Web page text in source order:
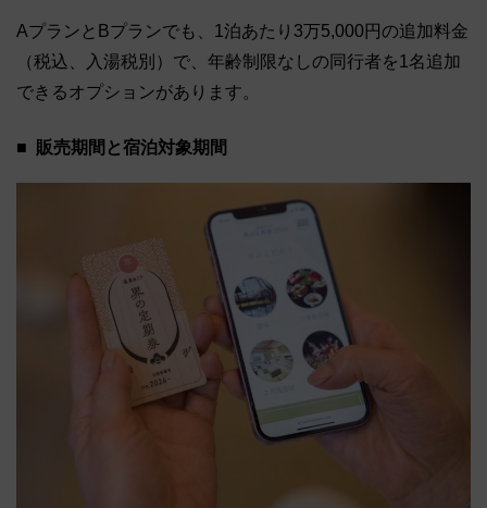
AプランとBプランでも、1泊あたり3万5,000円の追加料金
（税込、入湯税別）で、年齢制限なしの同行者を1名追加
できるオプションがあります。
販売期間と宿泊対象期間